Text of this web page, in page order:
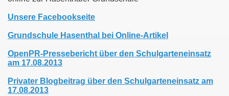
Unsere Facebookseite
Grundschule Hasenthal bei Online-Artikel
OpenPR-Pressebericht über den Schulgarteneinsatz
am 17.08.2013
Privater Blogbeitrag über den Schulgarteneinsatz am
17.08.2013